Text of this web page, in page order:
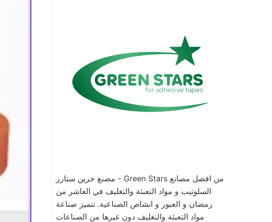
مصنع جرين ستارز - Green Stars من افضل مصانع
السلوتيب و مواد التعبئة والتغليف في العاشر من
رمضان و العبور و انشاص الصناعية. تتميز صناعة
مواد التعبئة والتغليف دون غيرها من الصناعات